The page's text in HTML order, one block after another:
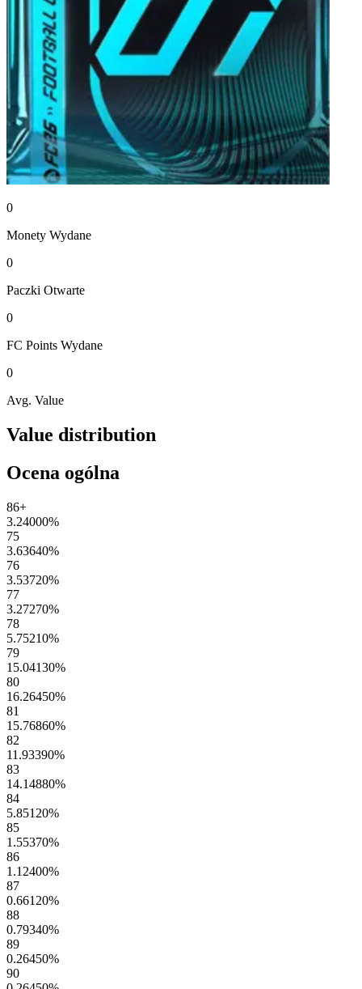
0
Monety Wydane
0
Paczki Otwarte
0
FC Points Wydane
0
Avg. Value
Value distribution
Ocena ogólna
86+
3.24000%
75
3.63640%
76
3.53720%
77
3.27270%
78
5.75210%
79
15.04130%
80
16.26450%
81
15.76860%
82
11.93390%
83
14.14880%
84
5.85120%
85
1.55370%
86
1.12400%
87
0.66120%
88
0.79340%
89
0.26450%
90